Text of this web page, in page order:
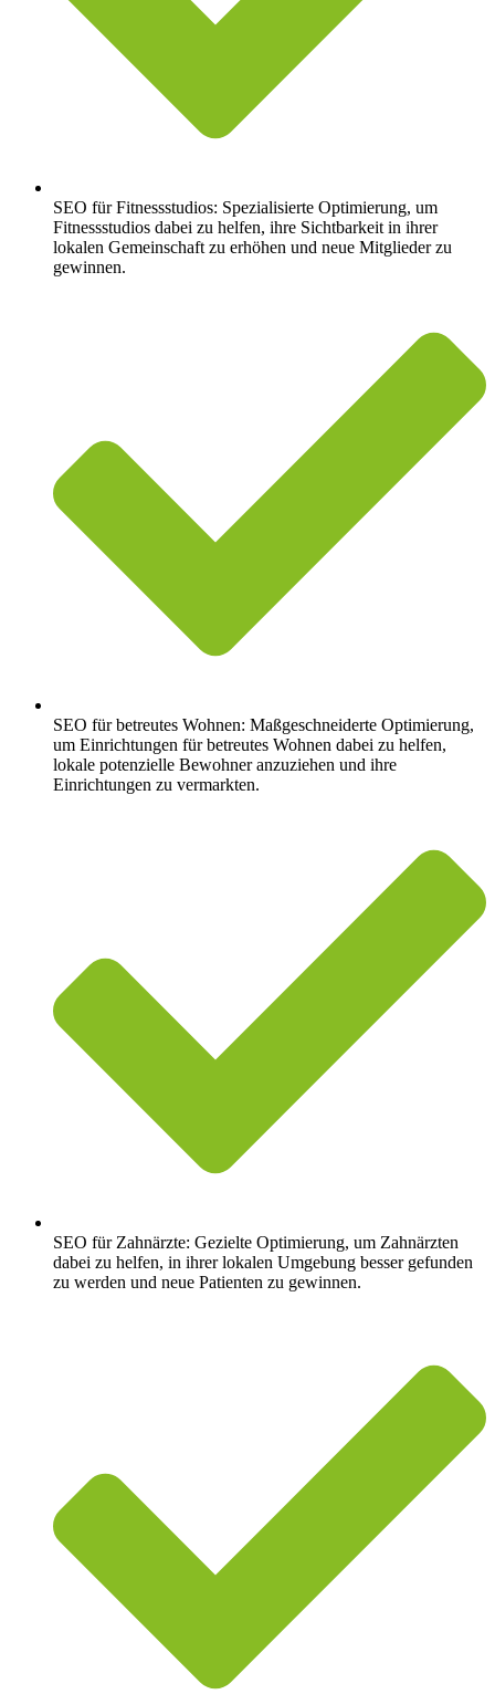
SEO für Fitnessstudios: Spezialisierte Optimierung, um
Fitnessstudios dabei zu helfen, ihre Sichtbarkeit in ihrer
lokalen Gemeinschaft zu erhöhen und neue Mitglieder zu
gewinnen.
SEO für betreutes Wohnen: Maßgeschneiderte Optimierung,
um Einrichtungen für betreutes Wohnen dabei zu helfen,
lokale potenzielle Bewohner anzuziehen und ihre
Einrichtungen zu vermarkten.
SEO für Zahnärzte: Gezielte Optimierung, um Zahnärzten
dabei zu helfen, in ihrer lokalen Umgebung besser gefunden
zu werden und neue Patienten zu gewinnen.